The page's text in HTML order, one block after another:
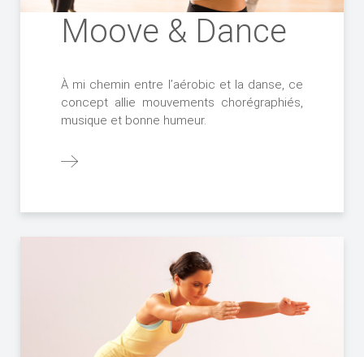
Moove & Dance
À mi chemin entre l’aérobic et la danse, ce
concept allie mouvements chorégraphiés,
musique et bonne humeur.